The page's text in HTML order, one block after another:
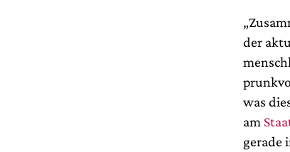
der
was
am
gerade